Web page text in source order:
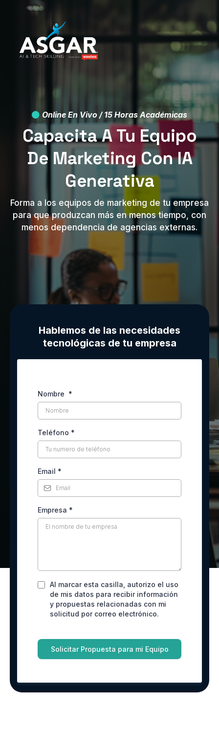
Online En Vivo / 15 Horas Académicas
Capacita A Tu Equipo
De Marketing Con IA
Generativa
Forma a los equipos de marketing de tu empresa
para que produzcan más en menos tiempo, con
menos dependencia de agencias externas.
Hablemos de las necesidades
tecnológicas de tu empresa
Nombre *
Teléfono *
Email *
Empresa *
Al marcar esta casilla, autorizo el uso
de mis datos para recibir información
y propuestas relacionadas con mi
solicitud por correo electrónico.
Solicitar Propuesta para mi Equipo